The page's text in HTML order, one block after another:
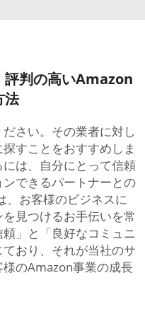
評判の高いAmazon
法
さい。その業者に対し
すことをおすすめしま
は、自分にとって信頼
できるパートナーとの
、お客様のビジネスに
見つけるお手伝いを常
」と「良好なコミュニ
おり、それが当社のサ
のAmazon事業の成長